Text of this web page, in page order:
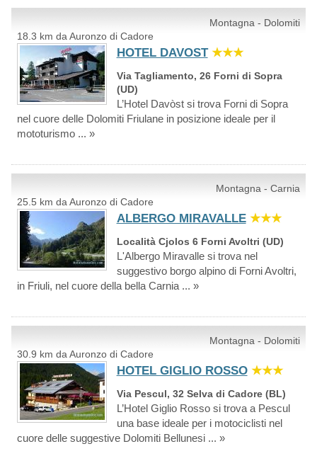
Montagna - Dolomiti
18.3 km da Auronzo di Cadore
HOTEL DAVOST ★★★
Via Tagliamento, 26 Forni di Sopra
(UD)
L’Hotel Davòst si trova Forni di Sopra
nel cuore delle Dolomiti Friulane in posizione ideale per il
mototurismo ... »
Montagna - Carnia
25.5 km da Auronzo di Cadore
ALBERGO MIRAVALLE ★★★
Località Cjolos 6 Forni Avoltri (UD)
L'Albergo Miravalle si trova nel
suggestivo borgo alpino di Forni Avoltri,
in Friuli, nel cuore della bella Carnia ... »
Montagna - Dolomiti
30.9 km da Auronzo di Cadore
HOTEL GIGLIO ROSSO ★★★
Via Pescul, 32 Selva di Cadore (BL)
L’Hotel Giglio Rosso si trova a Pescul
una base ideale per i motociclisti nel
cuore delle suggestive Dolomiti Bellunesi ... »